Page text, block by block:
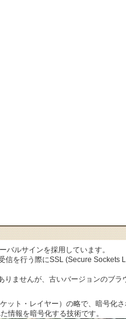
バルサインを採用しています。
信を行う際にSSL (Secure
ませんが、古いバージョンのブラ
ット・レイヤー）の略で、暗号化
情報を暗号化する技術です。